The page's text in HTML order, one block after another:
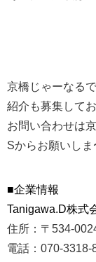
京橋じゃーなる
紹介も募集してお
お問い合わせは
Sからお願いし
■企業情報
Tanigawa.D株式
住所：〒534-
電話：070-3318-